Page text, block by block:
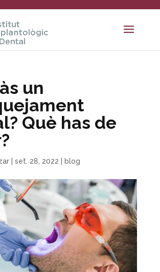
un
Què has de
| set. 28, 2022 blog